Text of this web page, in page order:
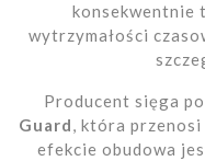
konsekwentnie
wytrzymałości
Producent sięga
Guard, która
efekcie obudowa